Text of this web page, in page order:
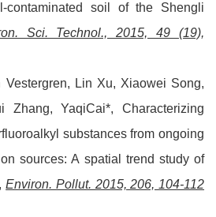
contaminated soil of the Shengli
Sci. Technol., 2015, 49 (19),
Vestergren, Lin Xu, Xiaowei Song,
Zhang, YaqiCai*, Characterizing
substances from ongoing
sources: A spatial trend study of
Environ. Pollut. 2015, 206, 104-112